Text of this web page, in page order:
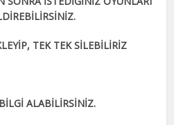
TEK TEK SİLEBİLİRİZ
ALABİLİRSİNİZ.